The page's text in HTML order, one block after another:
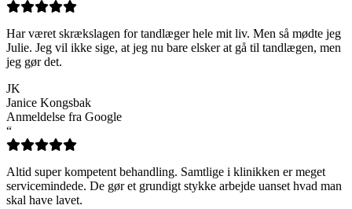
Har været skrækslagen for tandlæger hele mit liv. Men så mødte jeg
Julie. Jeg vil ikke sige, at jeg nu bare elsker at gå til tandlægen, men
jeg gør det.
JK
Janice Kongsbak
Anmeldelse fra Google
“
Altid super kompetent behandling. Samtlige i klinikken er meget
servicemindede. De gør et grundigt stykke arbejde uanset hvad man
skal have lavet.